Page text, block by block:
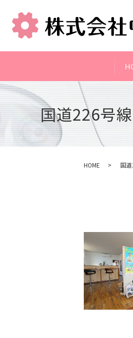
国道226号
HOME 国